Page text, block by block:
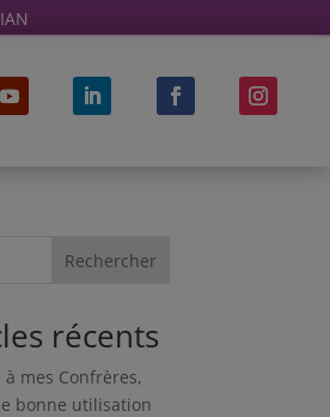
Rechercher
récents
à mes Confrères,
bonne utilisation